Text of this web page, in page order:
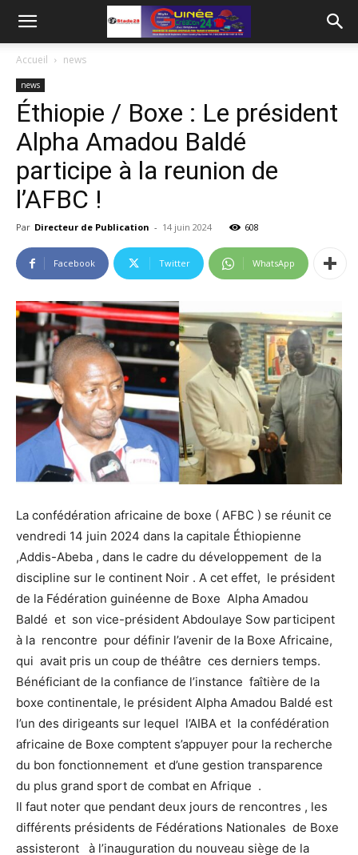
Accueil news
news
Éthiopie / Boxe : Le président
Alpha Amadou Baldé
participe à la reunion de
l’AFBC !
Par Directeur de Publication - 14 juin 2024 608
Facebook Twitter WhatsApp
La confédération africaine de boxe ( AFBC ) se réunit ce
vendredi 14 juin 2024 dans la capitale Éthiopienne
,Addis-Abeba , dans le cadre du développement de la
discipline sur le continent Noir . A cet effet, le président
de la Fédération guinéenne de Boxe Alpha Amadou
Baldé et son vice-président Abdoulaye Sow participent
à la rencontre pour définir l’avenir de la Boxe Africaine,
qui avait pris un coup de théâtre ces derniers temps.
Bénéficiant de la confiance de l’instance faîtière de la
boxe continentale, le président Alpha Amadou Baldé est
l’un des dirigeants sur lequel l’AIBA et la confédération
africaine de Boxe comptent s’appuyer pour la recherche
du bon fonctionnement et d’une gestion transparence
du plus grand sport de combat en Afrique .
Il faut noter que pendant deux jours de rencontres , les
différents présidents de Fédérations Nationales de Boxe
assisteront à l’inauguration du nouveau siège de la